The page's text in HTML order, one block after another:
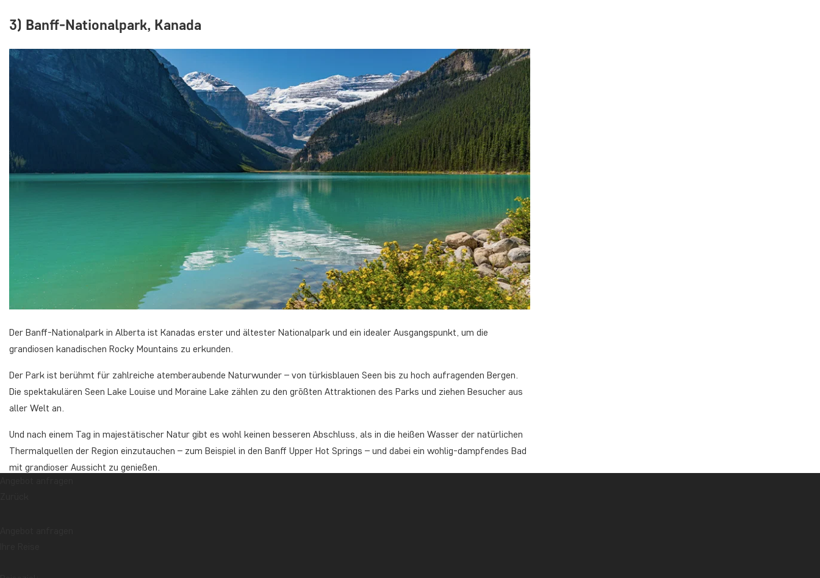
3) Banff-Nationalpark, Kanada
Der Banff-Nationalpark in Alberta ist Kanadas erster und ältester Nationalpark und ein idealer Ausgangspunkt, um die
grandiosen kanadischen Rocky Mountains zu erkunden.
Der Park ist berühmt für zahlreiche atemberaubende Naturwunder – von türkisblauen Seen bis zu hoch aufragenden Bergen.
Die spektakulären Seen Lake Louise und Moraine Lake zählen zu den größten Attraktionen des Parks und ziehen Besucher aus
aller Welt an.
Und nach einem Tag in majestätischer Natur gibt es wohl keinen besseren Abschluss, als in die heißen Wasser der natürlichen
Thermalquellen der Region einzutauchen – zum Beispiel in den Banff Upper Hot Springs – und dabei ein wohlig-dampfendes Bad
mit grandioser Aussicht zu genießen.